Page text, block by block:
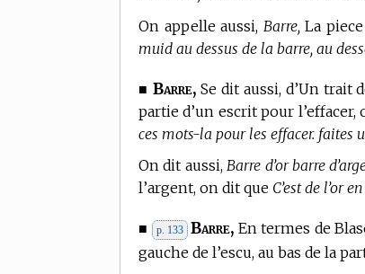
On appelle aussi, Barre, La
muid au dessus de la barre, au
■ Barre, Se dit aussi, d’Un trait
partie d’un escrit pour
ces mots-la pour les effacer. faites
On dit aussi,Barre d’or barre
l’argent, on dit que C’est de l’or
■ p. 133 Barre, Entermes de
gauche de l’escu, au bas de la